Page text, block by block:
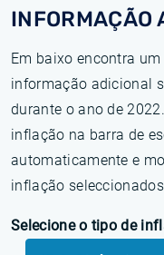
INFORMAÇÃO
Em baixo encontra
informação adicional
durante o ano de
inflação na barra de
automaticamente e
inflação
Selecione o tipo de